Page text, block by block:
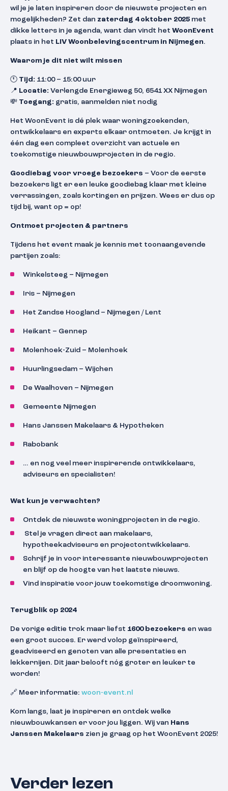
wil je je laten inspireren door de nieuwste projecten en
mogelijkheden? Zet dan zaterdag 4 oktober 2025 met
dikke letters in je agenda, want dan vindt het WoonEvent
plaats in het LIV Woonbelevingscentrum in Nijmegen.
Waarom je dit niet wilt missen
🕚 Tijd: 11:00 – 15:00 uur
📍 Locatie: Verlengde Energieweg 50, 6541 XX Nijmegen
💸 Toegang: gratis, aanmelden niet nodig
Het WoonEvent is dé plek waar woningzoekenden,
ontwikkelaars en experts elkaar ontmoeten. Je krijgt in
één dag een compleet overzicht van actuele en
toekomstige nieuwbouwprojecten in de regio.
Goodiebag voor vroege bezoekers – Voor de eerste
bezoekers ligt er een leuke goodiebag klaar met kleine
verrassingen, zoals kortingen en prijzen. Wees er dus op
tijd bij, want op = op!
Ontmoet projecten & partners
Tijdens het event maak je kennis met toonaangevende
partijen zoals:
Winkelsteeg – Nijmegen
Iris – Nijmegen
Het Zandse Hoogland – Nijmegen / Lent
Heikant – Gennep
Molenhoek-Zuid – Molenhoek
Huurlingsedam – Wijchen
De Waalhoven – Nijmegen
Gemeente Nijmegen
Hans Janssen Makelaars & Hypotheken
Rabobank
… en nog veel meer inspirerende ontwikkelaars,
adviseurs en specialisten!
Wat kun je verwachten?
Ontdek de nieuwste woningprojecten in de regio.
Stel je vragen direct aan makelaars,
hypotheekadviseurs en projectontwikkelaars.
Schrijf je in voor interessante nieuwbouwprojecten
en blijf op de hoogte van het laatste nieuws.
Vind inspiratie voor jouw toekomstige droomwoning.
Terugblik op 2024
De vorige editie trok maar liefst 1600 bezoekers en was
een groot succes. Er werd volop geïnspireerd,
geadviseerd en genoten van alle presentaties en
lekkernijen. Dit jaar belooft nóg groter en leuker te
worden!
🔗 Meer informatie: woon-event.nl
Kom langs, laat je inspireren en ontdek welke
nieuwbouwkansen er voor jou liggen. Wij van Hans
Janssen Makelaars zien je graag op het WoonEvent 2025!
Verder lezen